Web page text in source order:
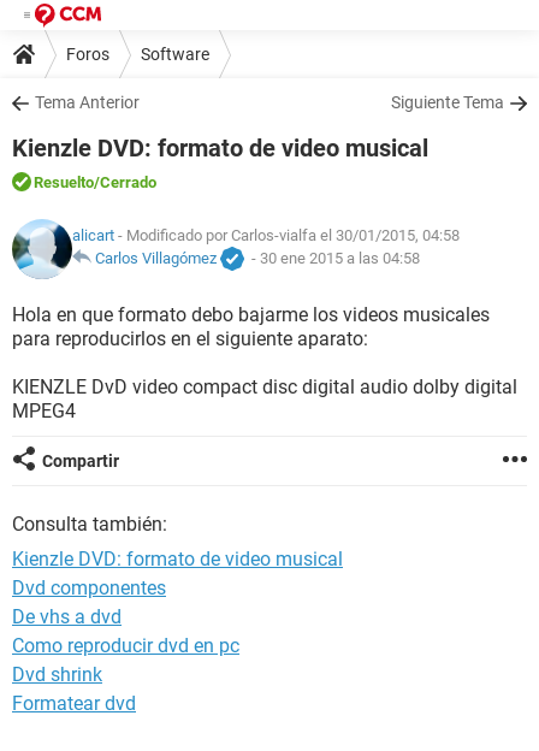
Foros Software
Tema Anterior Siguiente Tema
Kienzle DVD: formato de video musical
Resuelto/Cerrado
alicart - Modificado por Carlos-vialfa el 30/01/2015, 04:58
Carlos Villagómez
- 30 ene 2015 a las 04:58
Hola en que formato debo bajarme los videos musicales
para reproducirlos en el siguiente aparato:
KIENZLE DvD video compact disc digital audio dolby digital
MPEG4
Compartir
Consulta también:
Kienzle DVD: formato de video musical
Dvd componentes
De vhs a dvd
Como reproducir dvd en pc
Dvd shrink
Formatear dvd